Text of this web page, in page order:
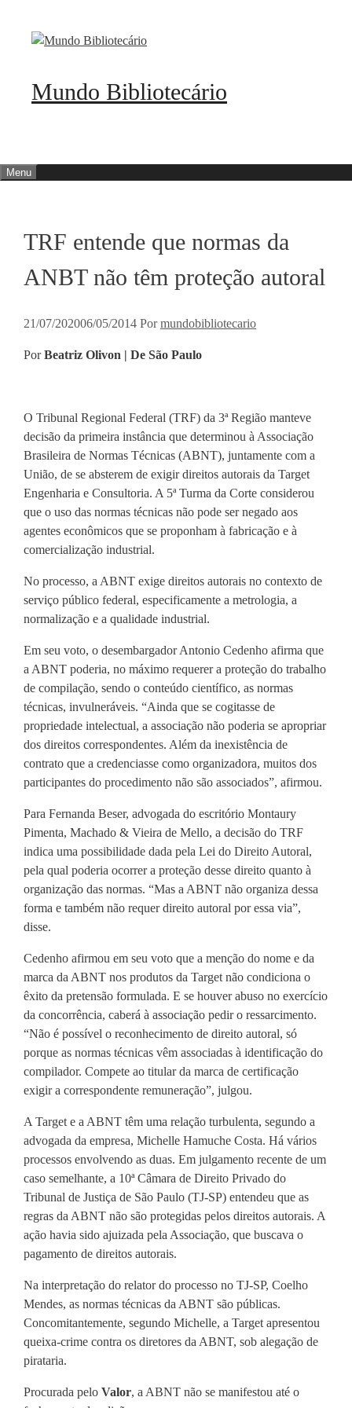
Mundo Bibliotecário
Menu
TRF entende que normas da
ANBT não têm proteção autoral
21/07/202006/05/2014 Pormundobibliotecario
PorBeatriz Olivon | De São Paulo
O Tribunal Regional Federal (TRF) da 3ª Região manteve
decisão da primeira instância que determinou à Associação
Brasileira de Normas Técnicas (ABNT), juntamente com a
União, de se absterem de exigir direitos autorais da Target
Engenharia e Consultoria. A 5ª Turma da Corte considerou
que o uso das normas técnicas não pode ser negado aos
agentes econômicos que se proponham à fabricação e à
comercialização industrial.
No processo, a ABNT exige direitos autorais no contexto de
serviço público federal, especificamente a metrologia, a
normalização e a qualidade industrial.
Em seu voto, o desembargador Antonio Cedenho afirma que
a ABNT poderia, no máximo requerer a proteção do trabalho
de compilação, sendo o conteúdo científico, as normas
técnicas, invulneráveis. “Ainda que se cogitasse de
propriedade intelectual, a associação não poderia se apropriar
dos direitos correspondentes. Além da inexistência de
contrato que a credenciasse como organizadora, muitos dos
participantes do procedimento não são associados”, afirmou.
Para Fernanda Beser, advogada do escritório Montaury
Pimenta, Machado & Vieira de Mello, a decisão do TRF
indica uma possibilidade dada pela Lei do Direito Autoral,
pela qual poderia ocorrer a proteção desse direito quanto à
organização das normas. “Mas a ABNT não organiza dessa
forma e também não requer direito autoral por essa via”,
disse.
Cedenho afirmou em seu voto que a menção do nome e da
marca da ABNT nos produtos da Target não condiciona o
êxito da pretensão formulada. E se houver abuso no exercício
da concorrência, caberá à associação pedir o ressarcimento.
“Não é possível o reconhecimento de direito autoral, só
porque as normas técnicas vêm associadas à identificação do
compilador. Compete ao titular da marca de certificação
exigir a correspondente remuneração”, julgou.
A Target e a ABNT têm uma relação turbulenta, segundo a
advogada da empresa, Michelle Hamuche Costa. Há vários
processos envolvendo as duas. Em julgamento recente de um
caso semelhante, a 10ª Câmara de Direito Privado do
Tribunal de Justiça de São Paulo (TJ-SP) entendeu que as
regras da ABNT não são protegidas pelos direitos autorais. A
ação havia sido ajuizada pela Associação, que buscava o
pagamento de direitos autorais.
Na interpretação do relator do processo no TJ-SP, Coelho
Mendes, as normas técnicas da ABNT são públicas.
Concomitantemente, segundo Michelle, a Target apresentou
queixa-crime contra os diretores da ABNT, sob alegação de
pirataria.
Procurada pelo Valor, a ABNT não se manifestou até o